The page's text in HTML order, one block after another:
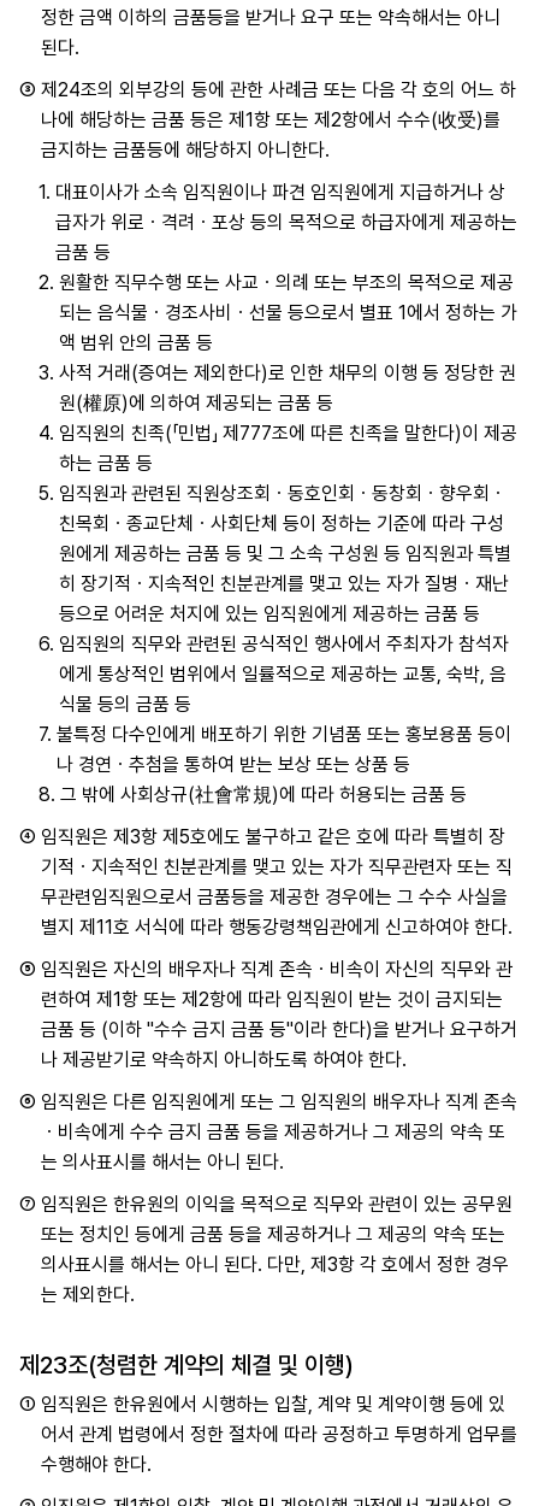
정한 금액 이하의 금품등을 받거나 요구 또는 약속해서는 아니
된다.
③ 제24조의 외부강의 등에 관한 사례금 또는 다음 각 호의 어느 하
나에 해당하는 금품 등은 제1항 또는 제2항에서 수수(收受)를
금지하는 금품등에 해당하지 아니한다.
1. 대표이사가 소속 임직원이나 파견 임직원에게 지급하거나 상
급자가 위로ㆍ격려ㆍ포상 등의 목적으로 하급자에게 제공하는
금품 등
2. 원활한 직무수행 또는 사교ㆍ의례 또는 부조의 목적으로 제공
되는 음식물ㆍ경조사비ㆍ선물 등으로서 별표 1에서 정하는 가
액 범위 안의 금품 등
3. 사적 거래(증여는 제외한다)로 인한 채무의 이행 등 정당한 권
원(權原)에 의하여 제공되는 금품 등
4. 임직원의 친족(「민법」 제777조에 따른 친족을 말한다)이 제공
하는 금품 등
5. 임직원과 관련된 직원상조회ㆍ동호인회ㆍ동창회ㆍ향우회ㆍ
친목회ㆍ종교단체ㆍ사회단체 등이 정하는 기준에 따라 구성
원에게 제공하는 금품 등 및 그 소속 구성원 등 임직원과 특별
히 장기적ㆍ지속적인 친분관계를 맺고 있는 자가 질병ㆍ재난
등으로 어려운 처지에 있는 임직원에게 제공하는 금품 등
6. 임직원의 직무와 관련된 공식적인 행사에서 주최자가 참석자
에게 통상적인 범위에서 일률적으로 제공하는 교통, 숙박, 음
식물 등의 금품 등
7. 불특정 다수인에게 배포하기 위한 기념품 또는 홍보용품 등이
나 경연ㆍ추첨을 통하여 받는 보상 또는 상품 등
8. 그 밖에 사회상규(社會常規)에 따라 허용되는 금품 등
④ 임직원은 제3항 제5호에도 불구하고 같은 호에 따라 특별히 장
기적ㆍ지속적인 친분관계를 맺고 있는 자가 직무관련자 또는 직
무관련임직원으로서 금품등을 제공한 경우에는 그 수수 사실을
별지 제11호 서식에 따라 행동강령책임관에게 신고하여야 한다.
⑤ 임직원은 자신의 배우자나 직계 존속ㆍ비속이 자신의 직무와 관
련하여 제1항 또는 제2항에 따라 임직원이 받는 것이 금지되는
금품 등 (이하 "수수 금지 금품 등"이라 한다)을 받거나 요구하거
나 제공받기로 약속하지 아니하도록 하여야 한다.
⑥ 임직원은 다른 임직원에게 또는 그 임직원의 배우자나 직계 존속
ㆍ비속에게 수수 금지 금품 등을 제공하거나 그 제공의 약속 또
는 의사표시를 해서는 아니 된다.
⑦ 임직원은 한유원의 이익을 목적으로 직무와 관련이 있는 공무원
또는 정치인 등에게 금품 등을 제공하거나 그 제공의 약속 또는
의사표시를 해서는 아니 된다. 다만, 제3항 각 호에서 정한 경우
는 제외한다.
제23조(청렴한 계약의 체결 및 이행)
① 임직원은 한유원에서 시행하는 입찰, 계약 및 계약이행 등에 있
어서 관계 법령에서 정한 절차에 따라 공정하고 투명하게 업무를
수행해야 한다.